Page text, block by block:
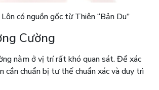
có nguồn gốc từ Thiên “Bản Du”
Cường
nằm ở vị trí rất khó quan sát. Để xác
cần chuẩn bị tư thế chuẩn xác và duy trì